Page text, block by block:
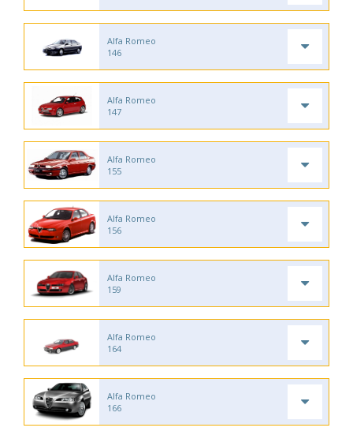
Alfa Romeo
146
Alfa Romeo
147
Alfa Romeo
155
Alfa Romeo
156
Alfa Romeo
159
Alfa Romeo
164
Alfa Romeo
166